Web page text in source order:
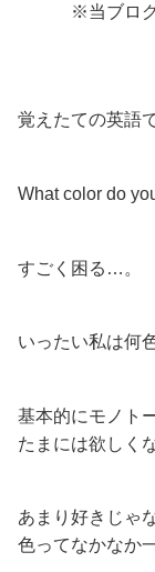
※当ブロ
覚えたての英語
What color do
すごく困る…。
いったい私は何
基本的にモノト
たまには欲しく
あまり好きじゃ
色ってなかなか